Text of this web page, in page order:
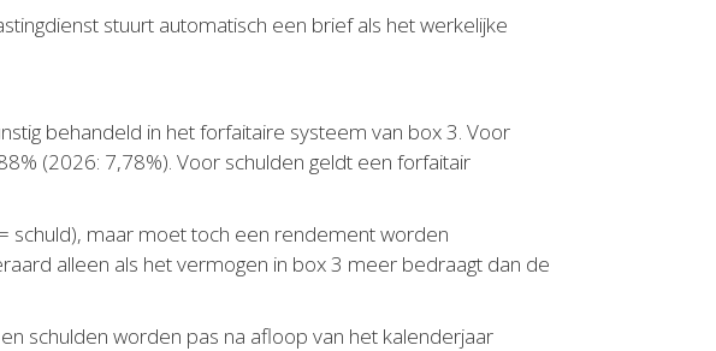
stuurt automatisch een brief als het werkelijke
behandeld in het forfaitaire systeem van box 3. Voor
(2026: 7,78%). Voor schulden geldt een forfaitair
schuld), maar moet toch een rendement worden
alleen als het vermogen in box 3 meer bedraagt dan de
schulden worden pas na afloop van het kalenderjaar